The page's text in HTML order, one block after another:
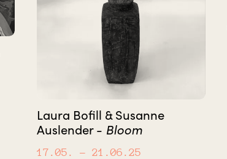
Laura Bofill & Susanne
Auslender - Bloom
17.05. – 21.06.25